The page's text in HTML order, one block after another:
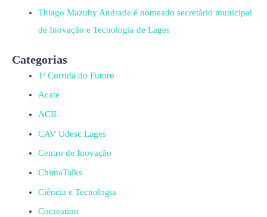
Thiago Mazuhy Andrade é nomeado secretário municipal
de Inovação e Tecnologia de Lages
Categorias
1ª Corrida do Futuro
Acate
ACIL
CAV Udesc Lages
Centro de Inovação
ChimaTalks
Ciência e Tecnologia
Cocreation